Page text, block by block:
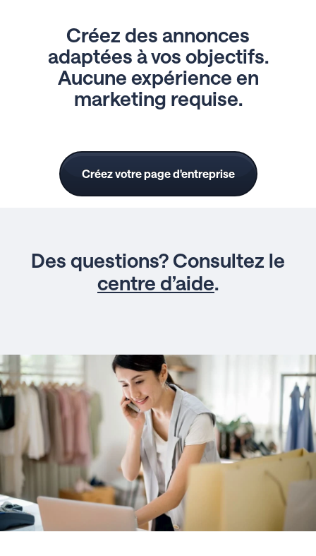
Créez des annonces
adaptées à vos objectifs.
Aucune expérience en
marketing requise.
Créez votre page d'entreprise
Des questions? Consultez le
centre d’aide.